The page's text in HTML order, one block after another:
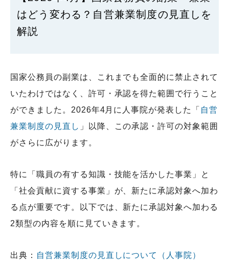
はどう変わる？自営兼業制度の見直しを
解説
国家公務員の副業は、これまでも全面的に禁止されて
いたわけではなく、許可・承認を得た範囲で行うこと
ができました。2026年4月に人事院が発表した「 自営
兼業制度の見直し 」以降、この承認・許可の対象範囲
がさらに広がります。
特に「職員の有する知識・技能を活かした事業」と
「社会貢献に資する事業」が、新たに承認対象へ加わ
る点が重要です。以下では、新たに承認対象へ加わる
2類型の内容を順に見ていきます。
出典： 自営兼業制度の見直しについて（人事院）